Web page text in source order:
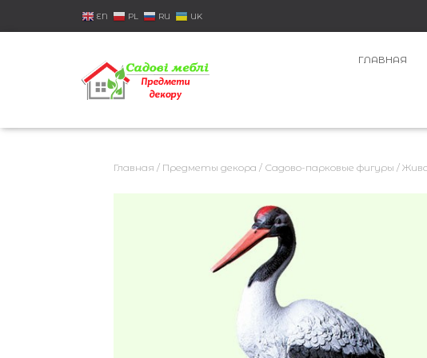
EN PL RU UK
ГЛАВНАЯ
Главная / Предметы декора / Садово-парковые фигуры /